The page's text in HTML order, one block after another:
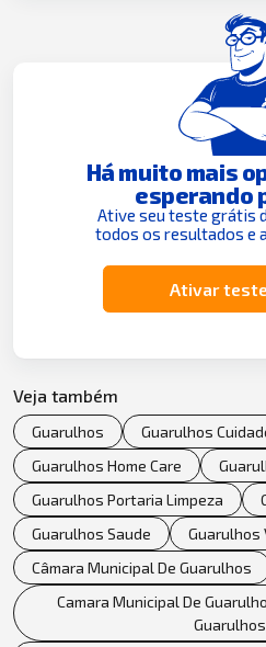
Há muito mais
esperando
Ative seu teste grátis
todos os resultados e
Ativar
Veja também
Guarulhos
Guarulhos
Guarulhos Home Care
Guarulhos Portaria Limpeza
Guarulhos Saude
Guarulhos
Câmara Municipal De Guarulhos
Camara Municipal De